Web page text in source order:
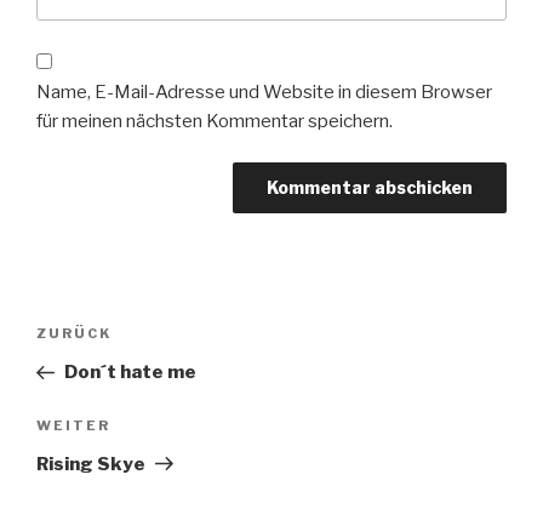
Name, E-Mail-Adresse und Website in diesem Browser
für meinen nächsten Kommentar speichern.
Beitragsnavigation
Vorheriger
Beitrag
ZURÜCK
Don´t hate me
Nächster
Beitrag
WEITER
Rising Skye